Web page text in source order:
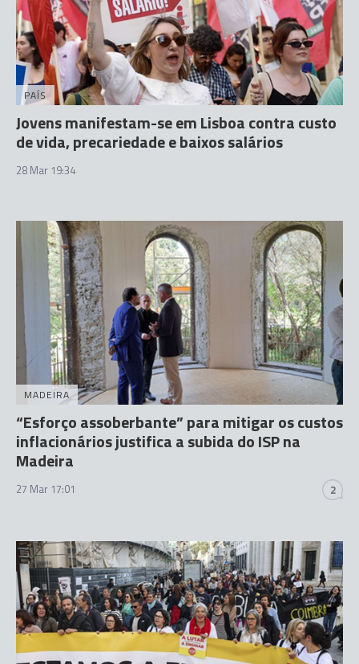
PAÍS
Jovens manifestam-se em Lisboa contra custo
de vida, precariedade e baixos salários
28 Mar 19:34
MADEIRA
“Esforço assoberbante” para mitigar os custos
inflacionários justifica a subida do ISP na
Madeira
27 Mar 17:01 2